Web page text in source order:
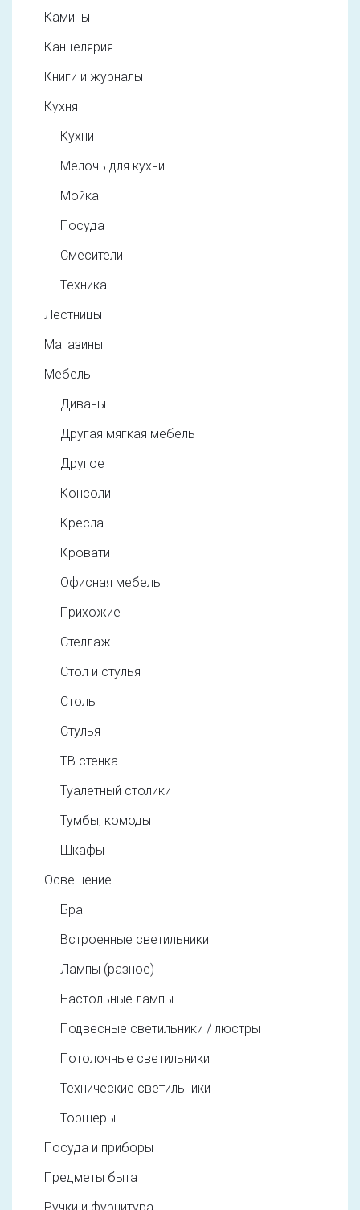
Камины
Канцелярия
Книги и журналы
Кухня
Кухни
Мелочь для кухни
Мойка
Посуда
Смесители
Техника
Лестницы
Магазины
Мебель
Диваны
Другая мягкая мебель
Другое
Консоли
Кресла
Кровати
Офисная мебель
Прихожие
Стеллаж
Стол и стулья
Столы
Стулья
ТВ стенка
Туалетный столики
Тумбы, комоды
Шкафы
Освещение
Бра
Встроенные светильники
Лампы (разное)
Настольные лампы
Подвесные светильники / люстры
Потолочные светильники
Технические светильники
Торшеры
Посуда и приборы
Предметы быта
Ручки и фурнитура